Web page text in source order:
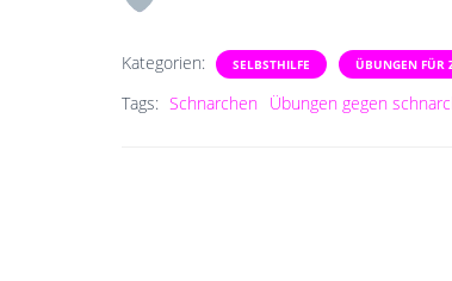
Kategorien: SELBSTHILFE ÜBUNGEN FÜR
Tags: Schnarchen Übungen gegen